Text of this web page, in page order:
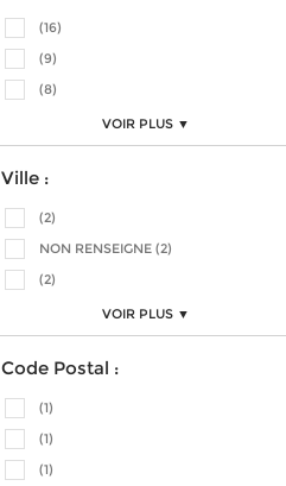
(16)
(9)
(8)
VOIR PLUS ▼
Ville :
(2)
NON RENSEIGNE (2)
(2)
VOIR PLUS ▼
Code Postal :
(1)
(1)
(1)